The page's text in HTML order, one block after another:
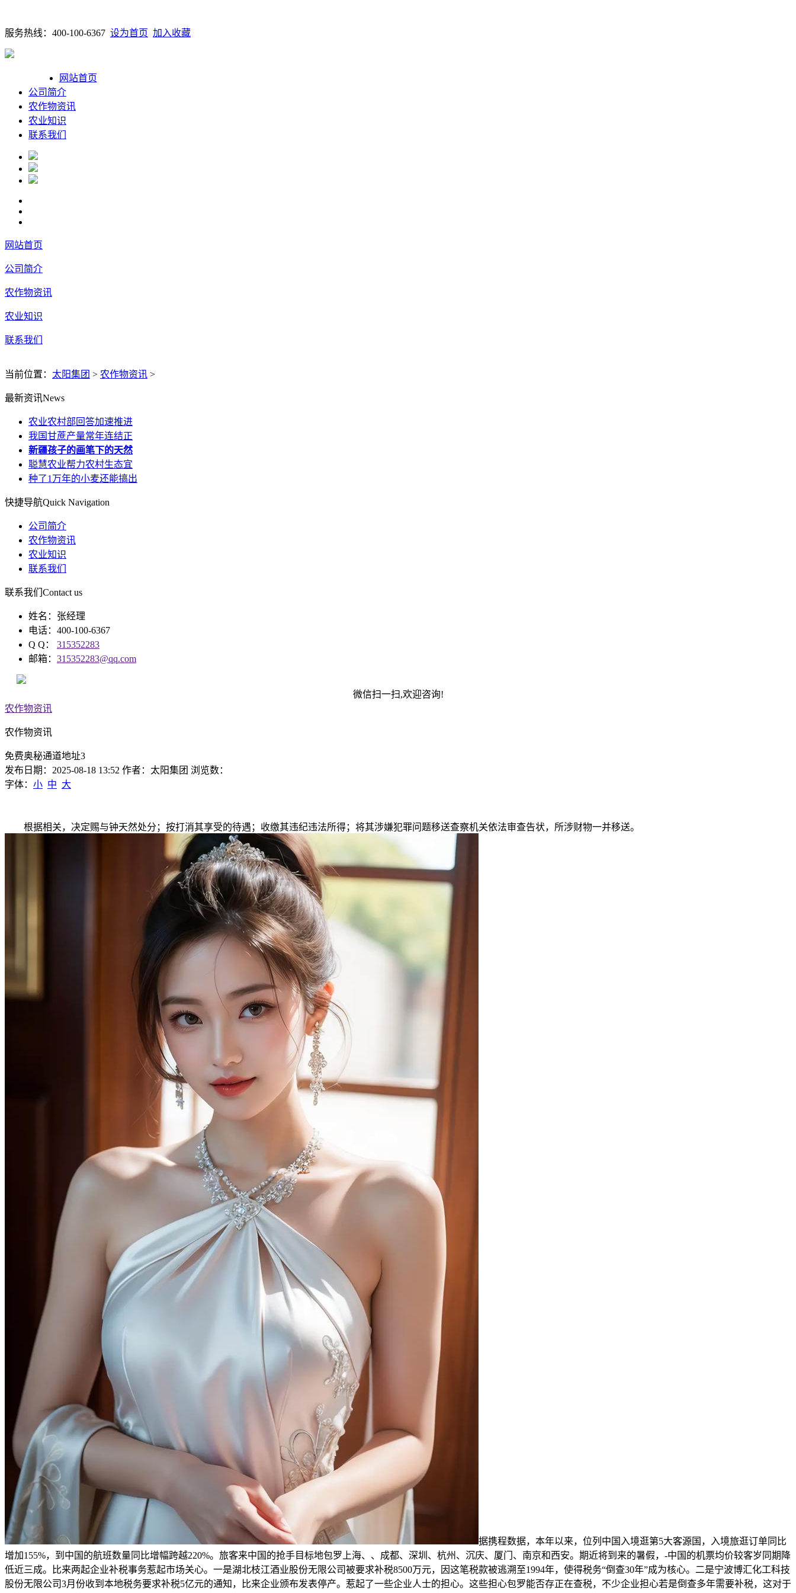
服务热线：400-100-6367 设为首页 加入收藏
网站首页
公司简介
农作物资讯
农业知识
联系我们
网站首页
公司简介
农作物资讯
农业知识
联系我们
当前位置： 太阳集团 > 农作物资讯 >
最新资讯News
农业农村部回答加速推进
我国甘蔗产量常年连结正
新疆孩子的画笔下的天然
聪慧农业帮力农村生态宜
种了1万年的小麦还能搞出
快捷导航Quick Navigation
公司简介
农作物资讯
农业知识
联系我们
联系我们 Contact us
姓名：张经理
电话：400-100-6367
Q Q： 315352283
邮箱： 315352283@qq.com
微信扫一扫,欢迎咨询!
农作物资讯
农作物资讯
免费奥秘通道地址3
发布日期：2025-08-18 13:52 作者：太阳集团 浏览数：
字体： 小 中 大
根据相关，决定赐与钟天然处分；按打消其享受的待遇；收缴其违纪违法所得；将其涉嫌犯罪问题移送查察机关依法审查告状，所涉财物一并移送。
据携程数据，本年以来，位列中国入境逛第5大客源国，入境旅逛订单同比
增加155%，到中国的航班数量同比增幅跨越220%。旅客来中国的抢手目标地包罗上海、、成都、深圳、杭州、沉庆、厦门、南京和西安。期近将到来的暑假，-中国的机票均价较客岁同期降
低近三成。比来两起企业补税事务惹起市场关心。一是湖北枝江酒业股份无限公司被要求补税8500万元，因这笔税款被逃溯至1994年，使得税务“倒查30年”成为核心。二是宁波博汇化工科技
股份无限公司3月份收到本地税务要求补税5亿元的通知，比来企业颁布发表停产。惹起了一些企业人士的担心。这些担心包罗能否存正在查税，不少企业担心若是倒查多年需要补税，这对于